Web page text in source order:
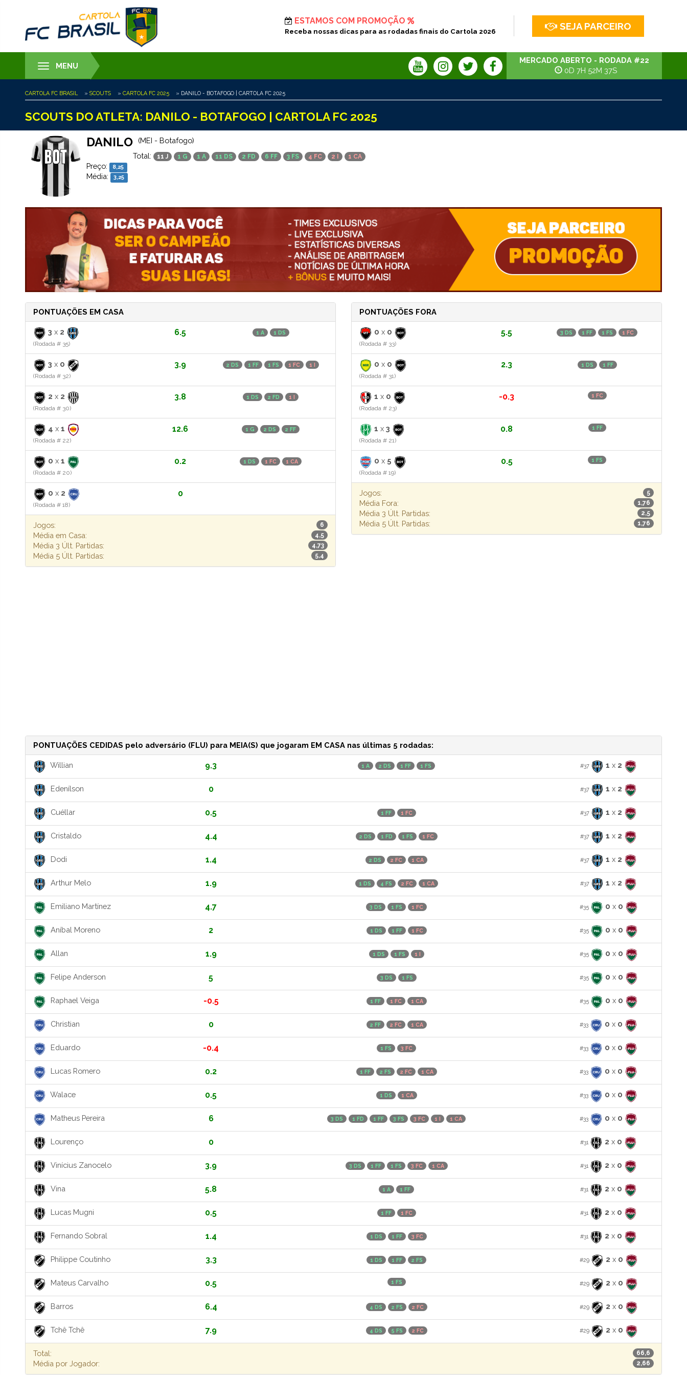
ESTAMOS COM PROMOÇÃO
Receba nossas dicas para as rodadas finais do Cartola 2026 SEJA PARCEIRO
Toggle
navigation
MENU
MERCADO ABERTO - RODADA #22
0D 7H 52M 36S
CARTOLA FC BRASIL » SCOUTS » CARTOLA FC 2025 » DANILO - BOTAFOGO | CARTOLA FC 2025
SCOUTS DO ATLETA: DANILO - BOTAFOGO | CARTOLA FC 2025
DANILO
(MEI - Botafogo)
Total:
11 J 1 G 1 A 11 DS 2 FD 6 FF 3 FS 4 FC 2 I 1 CA
Preço: 8,25
Média: 3,25
PONTUAÇÕES EM CASA
3 x 2
(Rodada # 35)
6.5 1 A 1 DS
3 x 0
(Rodada # 32)
3.9 2 DS 1 FF 1 FS 1 FC 1 I
2 x 2
(Rodada # 30)
3.8 1 DS 2 FD 1 I
4 x 1
(Rodada # 22)
12.6 1 G 2 DS 2 FF
0 x 1
(Rodada # 20)
0.2 1 DS 1 FC 1 CA
0 x 2
(Rodada # 18)
0
Jogos: 6
Média em Casa: 4,5
Média 3 Últ. Partidas: 4,73
Média 5 Últ. Partidas: 5,4
PONTUAÇÕES FORA
0 x 0
(Rodada # 33)
5.5 3 DS 1 FF 1 FS 1 FC
0 x 0
(Rodada # 31)
2.3 1 DS 1 FF
1 x 0
(Rodada # 23)
-0.3 1 FC
1 x 3
(Rodada # 21)
0.8 1 FF
0 x 5
(Rodada # 19)
0.5 1 FS
Jogos: 5
Média Fora: 1,76
Média 3 Últ. Partidas: 2,5
Média 5 Últ. Partidas: 1,76
PONTUAÇÕES CEDIDAS pelo adversário (FLU) para MEIA(S) que jogaram EM CASA nas últimas 5 rodadas:
Willian 9.3 1 A 2 DS 1 FF 1 FS #37 1 x 2
Edenílson 0 #37 1 x 2
Cuéllar 0.5 1 FF 1 FC #37 1 x 2
Cristaldo 4.4 2 DS 1 FD 1 FS 1 FC #37 1 x 2
Dodi 1.4 2 DS 2 FC 1 CA #37 1 x 2
Arthur Melo 1.9 1 DS 4 FS 2 FC 1 CA #37 1 x 2
Emiliano Martínez 4.7 3 DS 1 FS 1 FC #35 0 x 0
Aníbal Moreno 2 1 DS 1 FF 1 FC #35 0 x 0
Allan 1.9 1 DS 1 FS 1 I #35 0 x 0
Felipe Anderson 5 3 DS 1 FS #35 0 x 0
Raphael Veiga -0.5 1 FF 1 FC 1 CA #35 0 x 0
Christian 0 2 FF 2 FC 1 CA #33 0 x 0
Eduardo -0.4 1 FS 3 FC #33 0 x 0
Lucas Romero 0.2 1 FF 2 FS 2 FC 1 CA #33 0 x 0
Walace 0.5 1 DS 1 CA #33 0 x 0
Matheus Pereira 6 3 DS 1 FD 1 FF 3 FS 3 FC 1 I 1 CA #33 0 x 0
Lourenço 0 #31 2 x 0
Vinícius Zanocelo 3.9 3 DS 1 FF 1 FS 3 FC 1 CA #31 2 x 0
Vina 5.8 1 A 1 FF #31 2 x 0
Lucas Mugni 0.5 1 FF 1 FC #31 2 x 0
Fernando Sobral 1.4 1 DS 1 FF 3 FC #31 2 x 0
Philippe Coutinho 3.3 1 DS 1 FF 2 FS #29 2 x 0
Mateus Carvalho 0.5 1 FS #29 2 x 0
Barros 6.4 4 DS 2 FS 2 FC #29 2 x 0
Tchê Tchê 7.9 4 DS 5 FS 2 FC #29 2 x 0
Total: 66,6
Média por Jogador: 2,66